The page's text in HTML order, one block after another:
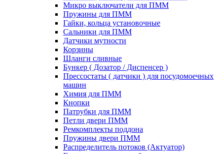
Микро выключатели для ПММ
Пружины для ПММ
Гайки, кольца установочные
Сальники для ПММ
Датчики мутности
Корзины
Шланги сливные
Бункер ( Дозатор / Диспенсер )
Прессостаты ( датчики ) для посудомоечных
машин
Химия для ПММ
Кнопки
Патрубки для ПММ
Петли двери ПММ
Ремкомплекты поддона
Пружины двери ПММ
Распределитель потоков (Актуатор)